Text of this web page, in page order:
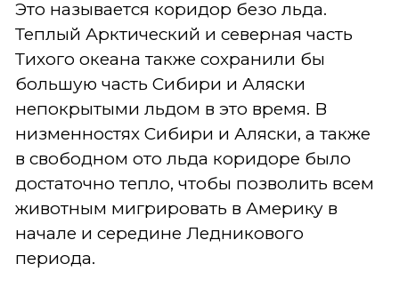
Это называется коридор безо льда.
Теплый Арктический и северная часть
Тихого океана также сохранили бы
большую часть Сибири и Аляски
непокрытыми льдом в это время. В
низменностях Сибири и Аляски, а также
в свободном ото льда коридоре было
достаточно тепло, чтобы позволить всем
животным мигрировать в Америку в
начале и середине Ледникового
периода.